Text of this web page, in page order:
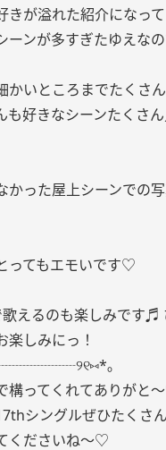
きが溢れた紹介になっ
ーンが多すぎたゆえな
かいところまでたくさ
も好きなシーンたくさ
かった屋上シーンでの
ってもエモいです♡
歌えるのも楽しみです♬
楽しみにっ！
｡
構ってくれてありがと
シングルぜひたくさ
くださいね〜♡